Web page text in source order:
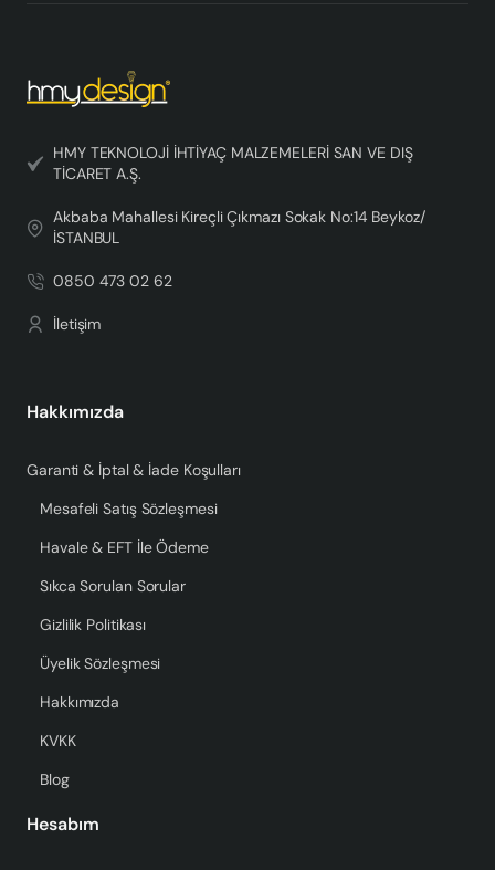
HMY TEKNOLOJİ İHTİYAÇ MALZEMELERİ SAN VE DIŞ
TİCARET A.Ş.
Akbaba Mahallesi Kireçli Çıkmazı Sokak No:14 Beykoz/
İSTANBUL
0850 473 02 62
İletişim
Hakkımızda
Garanti & İptal & İade Koşulları
Mesafeli Satış Sözleşmesi
Havale & EFT İle Ödeme
Sıkca Sorulan Sorular
Gizlilik Politikası
Üyelik Sözleşmesi
Hakkımızda
KVKK
Blog
Hesabım